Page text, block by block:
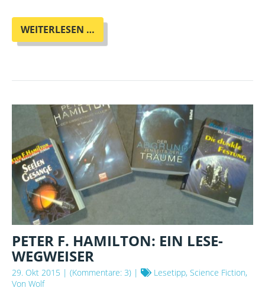
WEITERLESEN …
ZWISCHEN
PETER F. HAMILTON: EIN LESE-
WEGWEISER
29. Okt 2015 | (Kommentare: 3) |
Lesetipp, Science Fiction,
Von Wolf